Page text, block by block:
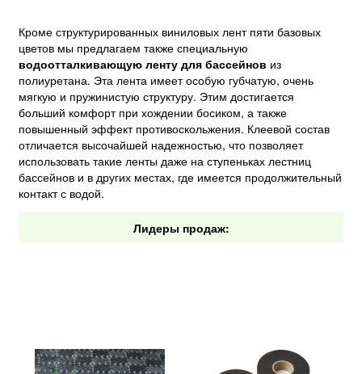
Кроме структурированных виниловых лент пяти базовых
цветов мы предлагаем также специальную
водоотталкивающую ленту для бассейнов из
полиуретана. Эта лента имеет особую губчатую, очень
мягкую и пружинистую структуру. Этим достигается
больший комфорт при хождении босиком, а также
повышенный эффект противоскольжения. Клеевой состав
отличается высочайшей надежностью, что позволяет
использовать такие ленты даже на ступеньках лестниц
бассейнов и в других местах, где имеется продолжительный
контакт с водой.
Лидеры продаж: